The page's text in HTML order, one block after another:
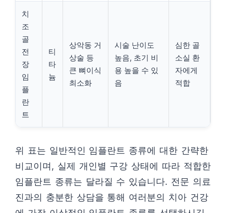
치
조
골
전
장
임
플
란
트
티
타
늄
상악동 거
상술 등
큰 뼈이식
최소화
시술 난이도
높음, 초기 비
용 높을 수 있
음
심한 골
소실 환
자에게
적합
위 표는 일반적인 임플란트 종류에 대한 간략한
비교이며, 실제 개인별 구강 상태에 따라 적합한
임플란트 종류는 달라질 수 있습니다. 전문 의료
진과의 충분한 상담을 통해 여러분의 치아 건강